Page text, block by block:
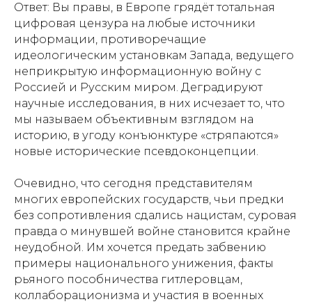
Ответ: Вы правы, в Европе грядёт тотальная
цифровая цензура на любые источники
информации, противоречащие
идеологическим установкам Запада, ведущего
неприкрытую информационную войну с
Россией и Русским миром. Деградируют
научные исследования, в них исчезает то, что
мы называем объективным взглядом на
историю, в угоду конъюнктуре «стряпаются»
новые исторические псевдоконцепции.
Очевидно, что сегодня представителям
многих европейских государств, чьи предки
без сопротивления сдались нацистам, суровая
правда о минувшей войне становится крайне
неудобной. Им хочется предать забвению
примеры национального унижения, факты
рьяного пособничества гитлеровцам,
коллаборационизма и участия в военных